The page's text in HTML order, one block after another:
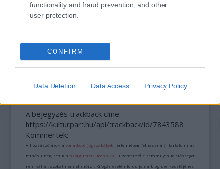
functionality and fraud prevention, and other
user protection.
CONFIRM
Data Deletion Data Access Privacy Policy
SZÁGULDÁS, SÁRKÁNYOK, ROSSZFIÚK – A NYÁR
A bejegyzés trackback címe:
https://kulturpart.hu/api/trackback/id/7843588
Kommentek:
A hozzászólások avonatkozó jogszabályok értelmében felhasználói tartalomnak
minősülnek, értük a szolgáltatás technikai üzemeltetője semmilyen felelősséget
nem vállal, azokat nem ellenőrzi. Kifogás esetén forduljon a blog szerkesztőjéhez.